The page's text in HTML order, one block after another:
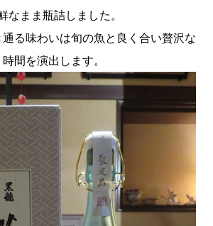
なまま瓶詰しました。
る味わいは旬の魚と良く合い贅沢な
時間を演出します。